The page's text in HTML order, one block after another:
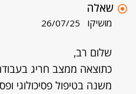
שאלה
מושיקו 26/07/25
שלום רב,
כתוצאה ממצב חריג
משנה בטיפול פסיכולוגי